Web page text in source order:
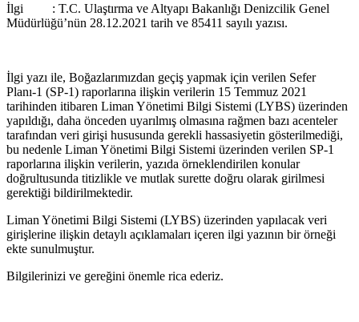
İlgi : T.C. Ulaştırma ve Altyapı Bakanlığı Denizcilik Genel
Müdürlüğü’nün 28.12.2021 tarih ve 85411 sayılı yazısı.
İlgi yazı ile, Boğazlarımızdan geçiş yapmak için verilen Sefer
Planı-1 (SP-1) raporlarına ilişkin verilerin 15 Temmuz 2021
tarihinden itibaren Liman Yönetimi Bilgi Sistemi (LYBS) üzerinden
yapıldığı, daha önceden uyarılmış olmasına rağmen bazı acenteler
tarafından veri girişi hususunda gerekli hassasiyetin gösterilmediği,
bu nedenle Liman Yönetimi Bilgi Sistemi üzerinden verilen SP-1
raporlarına ilişkin verilerin, yazıda örneklendirilen konular
doğrultusunda titizlikle ve mutlak surette doğru olarak girilmesi
gerektiği bildirilmektedir.
Liman Yönetimi Bilgi Sistemi (LYBS) üzerinden yapılacak veri
girişlerine ilişkin detaylı açıklamaları içeren ilgi yazının bir örneği
ekte sunulmuştur.
Bilgilerinizi ve gereğini önemle rica ederiz.